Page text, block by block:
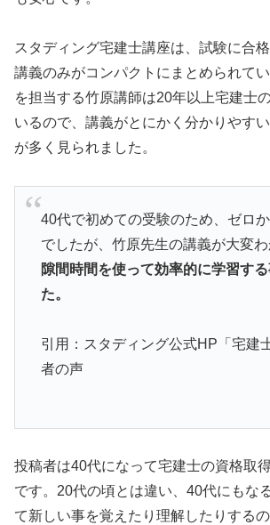
スタディング宅建士講座は、試験に合
講義のみがコンパクトにまとめられて
を担当する竹原講師は20年以上宅建士
いるので、講義がとにかく分かりやす
が多く見られました。
40代で初めての受験のため、ゼロ
でしたが、竹原先生の講義が大変わ
隙間時間を使って効率的に学習す
た。
引用：スタディング公式HP「宅建
者の声
投稿者は40代になって宅建士の資格取
です。20代の頃とは違い、40代にもな
て新しい事を覚えたり理解したりする